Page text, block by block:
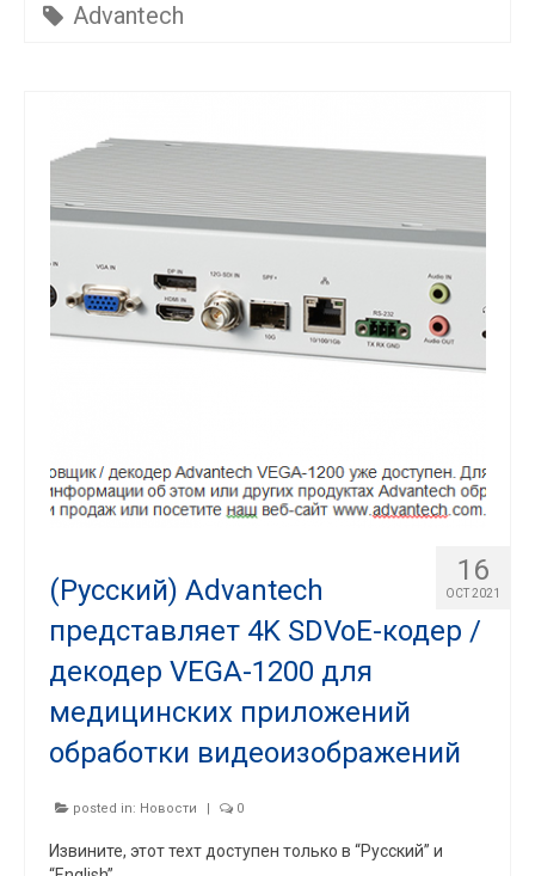
Advantech
16
OCT 2021
(Русский) Advantech
представляет 4K SDVoE-кодер /
декодер VEGA-1200 для
медицинских приложений
обработки видеоизображений
posted in: Новости | 0
Извините, этот техт доступен только в “Русский” и